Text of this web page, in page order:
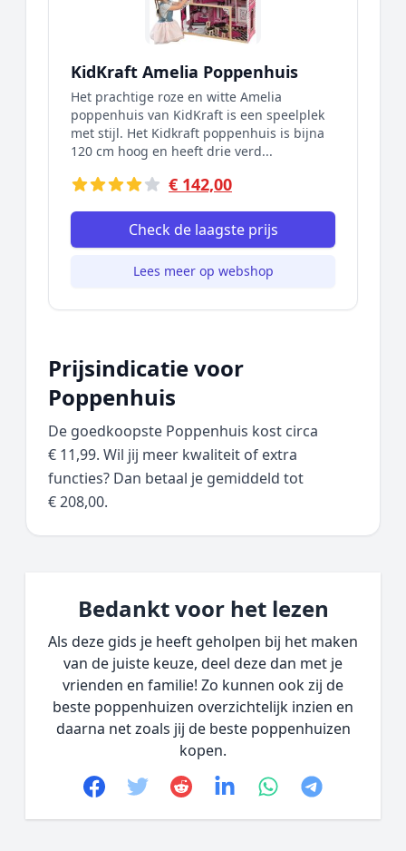
KidKraft Amelia Poppenhuis
Het prachtige roze en witte Amelia
poppenhuis van KidKraft is een speelplek
met stijl. Het Kidkraft poppenhuis is bijna
120 cm hoog en heeft drie verd...
€ 142,00
Check de laagste prijs
Lees meer op webshop
Prijsindicatie voor
Poppenhuis
De goedkoopste Poppenhuis kost circa
€ 11,99. Wil jij meer kwaliteit of extra
functies? Dan betaal je gemiddeld tot
€ 208,00.
Bedankt voor het lezen
Als deze gids je heeft geholpen bij het maken
van de juiste keuze, deel deze dan met je
vrienden en familie! Zo kunnen ook zij de
beste poppenhuizen overzichtelijk inzien en
daarna net zoals jij de beste poppenhuizen
kopen.
Facebook
TwitterRedditlinkedinwhatsapp
telegram